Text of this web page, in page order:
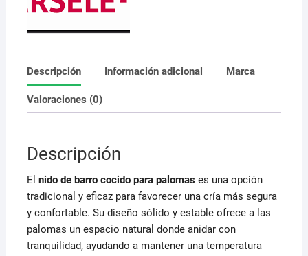
Descripción Información adicional Marca
Valoraciones (0)
Descripción
El nido de barro cocido para palomases una opción
tradicional y eficaz para favorecer una cría más segura
y confortable. Su diseño sólido y estable ofrece a las
palomas un espacio natural donde anidar con
tranquilidad, ayudando a mantener una temperatura